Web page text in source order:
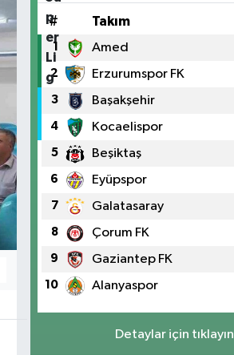
# Takım
1 Amed
2 Erzurumspor FK
3 Başakşehir
4 Kocaelispor
5 Beşiktaş
6 Eyüpspor
7 Galatasaray
8 Çorum FK
9 Gaziantep FK
10 Alanyaspor
Detaylar için tıklayın